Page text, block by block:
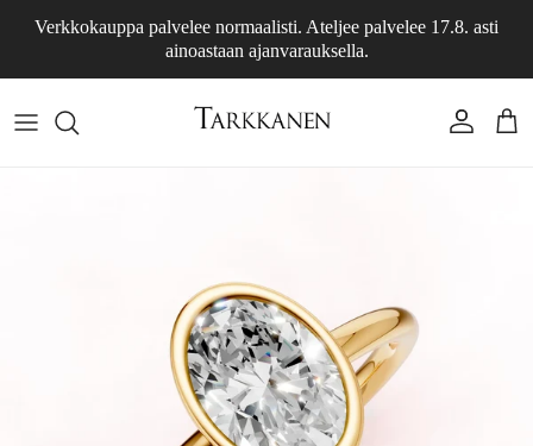
Verkkokauppa palvelee normaalisti. Ateljee palvelee 17.8. asti
ainoastaan ajanvarauksella.
Tili